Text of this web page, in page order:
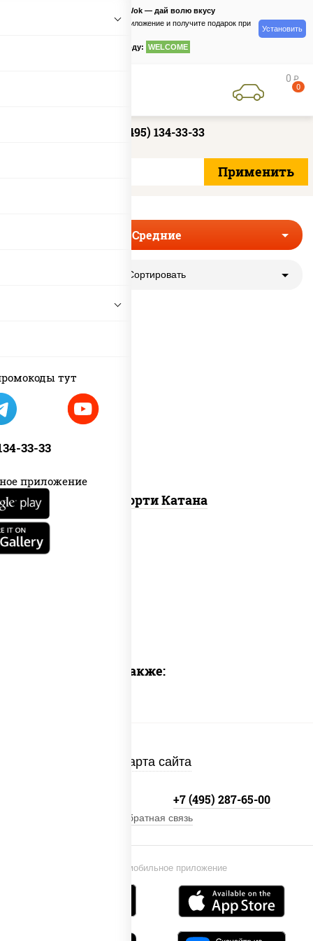
тут
33-33
приложение
PizzaSushiWok — дай волю вкусу
Скачайте приложение и получите подарок при
по промокоду: WELCOME
Установить
0 руб
0
+7 (495) 134-33-33
Средние
Сортировать
запеченный ролл калифорния
запеченный лосось
ролл,
Ассорти Катана
Предлагаем также:
Карта сайта
Установи мобильное приложение
+7 (495) 287-65-00
Обратная связь